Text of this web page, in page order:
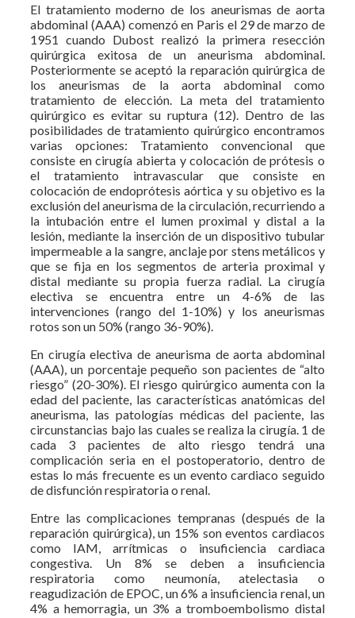
El tratamiento moderno de los aneurismas de aorta
abdominal (AAA) comenzó en Paris el 29 de marzo de
1951 cuando Dubost realizó la primera resección
quirúrgica exitosa de un aneurisma abdominal.
Posteriormente se aceptó la reparación quirúrgica de
los aneurismas de la aorta abdominal como
tratamiento de elección. La meta del tratamiento
quirúrgico es evitar su ruptura (12). Dentro de las
posibilidades de tratamiento quirúrgico encontramos
varias opciones: Tratamiento convencional que
consiste en cirugía abierta y colocación de prótesis o
el tratamiento intravascular que consiste en
colocación de endoprótesis aórtica y su objetivo es la
exclusión del aneurisma de la circulación, recurriendo a
la intubación entre el lumen proximal y distal a la
lesión, mediante la inserción de un dispositivo tubular
impermeable a la sangre, anclaje por stens metálicos y
que se fija en los segmentos de arteria proximal y
distal mediante su propia fuerza radial. La cirugía
electiva se encuentra entre un 4-6% de las
intervenciones (rango del 1-10%) y los aneurismas
rotos son un 50% (rango 36-90%).
En cirugía electiva de aneurisma de aorta abdominal
(AAA), un porcentaje pequeño son pacientes de “alto
riesgo” (20-30%). El riesgo quirúrgico aumenta con la
edad del paciente, las características anatómicas del
aneurisma, las patologías médicas del paciente, las
circunstancias bajo las cuales se realiza la cirugía. 1 de
cada 3 pacientes de alto riesgo tendrá una
complicación seria en el postoperatorio, dentro de
estas lo más frecuente es un evento cardiaco seguido
de disfunción respiratoria o renal.
Entre las complicaciones tempranas (después de la
reparación quirúrgica), un 15% son eventos cardiacos
como IAM, arrítmicas o insuficiencia cardiaca
congestiva. Un 8% se deben a insuficiencia
respiratoria como neumonía, atelectasia o
reagudización de EPOC, un 6% a insuficiencia renal, un
4% a hemorragia, un 3% a tromboembolismo distal